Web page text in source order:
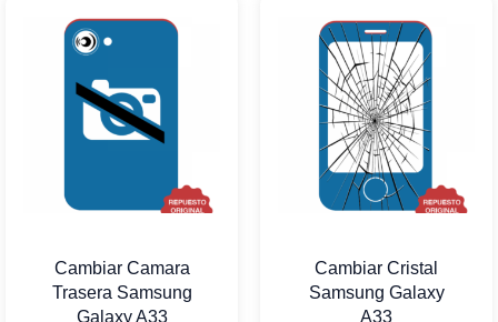
Cambiar Camara
Trasera Samsung
Galaxy A33
Cambiar Cristal
Samsung Galaxy
A33